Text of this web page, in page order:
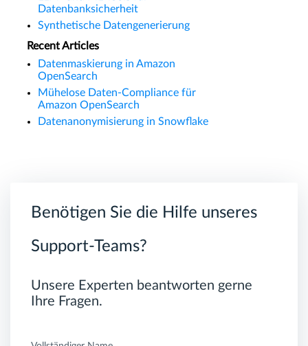
Datenbanksicherheit
Synthetische Datengenerierung
Recent Articles
Datenmaskierung in Amazon
OpenSearch
Mühelose Daten-Compliance für
Amazon OpenSearch
Datenanonymisierung in Snowflake
Benötigen Sie die Hilfe unseres
Support-Teams?
Unsere Experten beantworten gerne
Ihre Fragen.